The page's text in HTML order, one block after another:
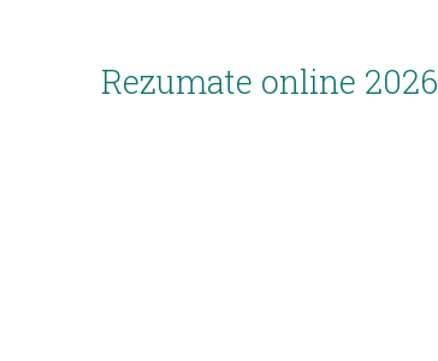
Rezumate online 2026